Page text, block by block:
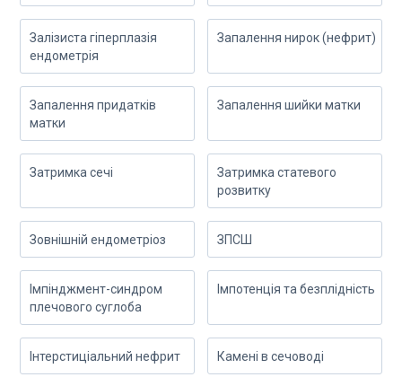
Залізиста гіперплазія
ендометрія
Запалення нирок (нефрит)
Запалення придатків
матки
Запалення шийки матки
Затримка сечі
Затримка статевого
розвитку
Зовнішній ендометріоз ЗПСШ
Імпінджмент-синдром
плечового суглоба
Імпотенція та безплідність
Інтерстиціальний нефрит Камені в сечоводі